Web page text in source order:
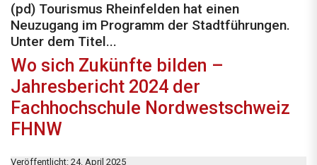
(pd) Tourismus Rheinfelden hat einen
Neuzugang im Programm der Stadtführungen.
Unter dem Titel...
Wo sich Zukünfte bilden –
Jahresbericht 2024 der
Fachhochschule Nordwestschweiz
FHNW
Veröffentlicht: 24. April 2025